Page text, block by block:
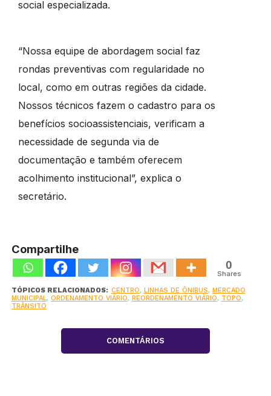
social especializada.
“Nossa equipe de abordagem social faz
rondas preventivas com regularidade no
local, como em outras regiões da cidade.
Nossos técnicos fazem o cadastro para os
benefícios socioassistenciais, verificam a
necessidade de segunda via de
documentação e também oferecem
acolhimento institucional”, explica o
secretário.
Compartilhe
0
Shares
TÓPICOS RELACIONADOS: CENTRO, LINHAS DE ÔNIBUS, MERCADO
MUNICIPAL, ORDENAMENTO VIÁRIO, REORDENAMENTO VIÁRIO, TOPO,
TRÂNSITO
COMENTÁRIOS